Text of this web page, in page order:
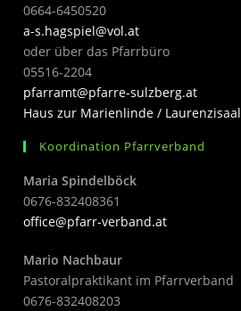
0664-6450520
a-s.hagspiel@vol.at
oder über das Pfarrbüro
05516-2204
pfarramt@pfarre-sulzberg.at
Haus zur Marienlinde / Laurenzisaal
Koordination Pfarrverband
Maria Spindelböck
0676-832408361
office@pfarr-verband.at
Mario Nachbaur
Pastoralpraktikant im Pfarrverband
0676-832408203